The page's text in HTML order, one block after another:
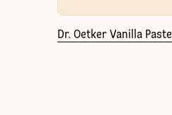
Dr. Oetker Vanilla Paste